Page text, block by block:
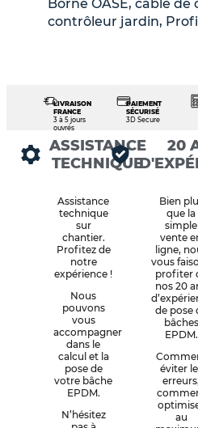
Borne OASE, câble de
contrôleur jardin,
LIVRAISON
FRANCE
3 à 5 jours
ouvrés
PAIEMENT
SÉCURISÉ
3D Secure
ASSISTANCE
TECHNIQUE
Assistance
technique
sur
chantier.
Profitez de
notre
expérience !
Nous
pouvons
vous
accompagner
dans le
calcul et la
pose de
votre bâche
EPDM.
N’hésitez
20
Bien
que la
simple
vente
ligne,
vous
profiter
nos 20
de pose
bâches
EPDM.
éviter
erreurs,
au